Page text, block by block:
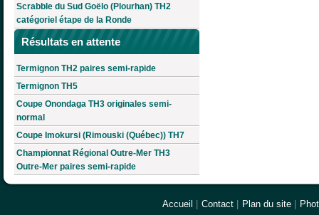
Scrabble du Sud Goëlo (Plourhan) TH2
catégoriel étape de la Ronde
Résultats en attente
Termignon TH2 paires semi-rapide
Termignon TH5
Coupe Onondaga TH3 originales semi-
normal
Coupe Imokursi (Rimouski (Québec)) TH7
Championnat Régional Outre-Mer TH3
Outre-Mer paires semi-rapide
Accueil | Contact | Plan du site |